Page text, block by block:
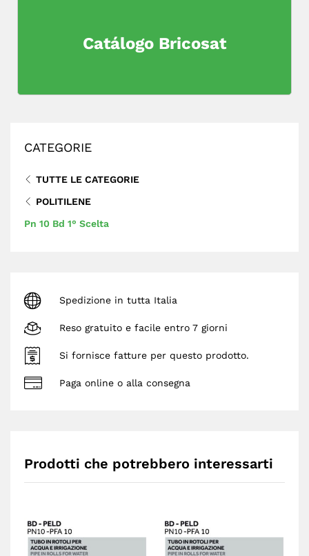
Catálogo Bricosat
CATEGORIE
TUTTE LE CATEGORIE
POLITILENE
Pn 10 Bd 1° Scelta
Spedizione in tutta Italia
Reso gratuito e facile entro 7 giorni
Si fornisce fatture per questo prodotto.
Paga online o alla consegna
Prodotti che potrebbero interessarti